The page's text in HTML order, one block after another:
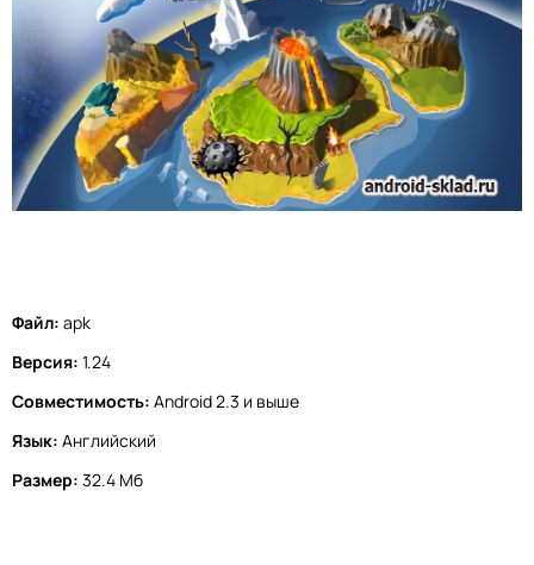
Файл: apk
Версия: 1.24
Совместимость: Android 2.3 и выше
Язык: Английский
Размер: 32.4 Мб